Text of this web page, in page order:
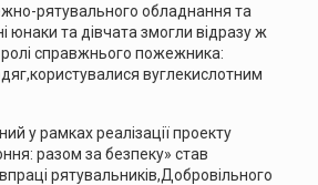
рятувального обладнання та
юнаки та дівчата змогли відразу ж
справжнього пожежника:
вуглекислотним
у рамках реалізації проекту
разом за безпеку» став
рятувальників,Добровільного